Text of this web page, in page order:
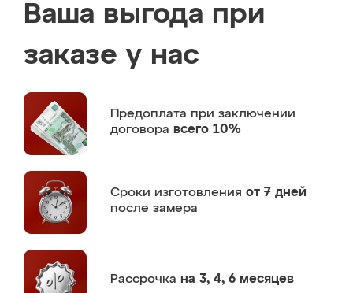
Ваша выгода при
заказе у нас
Предоплата при заключении
договора всего 10%
Сроки изготовления от 7 дней
после замера
Рассрочка на 3, 4, 6 месяцев